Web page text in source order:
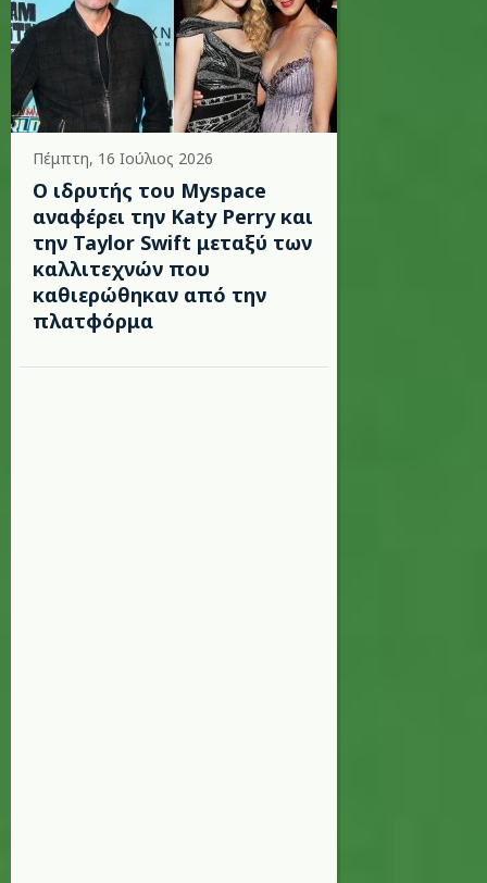
Πέμπτη, 16 Ιούλιος 2026
Ο ιδρυτής του Myspace
αναφέρει την Katy Perry και
την Taylor Swift μεταξύ των
καλλιτεχνών που
καθιερώθηκαν από την
πλατφόρμα